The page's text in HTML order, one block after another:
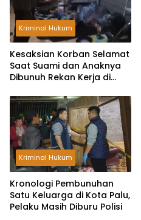
Kriminal Hukum
Kesaksian Korban Selamat
Saat Suami dan Anaknya
Dibunuh Rekan Kerja di
Dua Pisau
Kriminal Hukum
Kronologi Pembunuhan
Satu Keluarga di Kota Palu,
Pelaku Masih Diburu Polisi